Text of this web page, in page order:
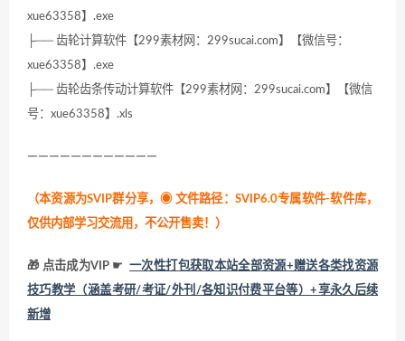
xue63358】.exe
├── 齿轮计算软件【299素材网：299sucai.com】【微信号：
xue63358】.exe
├── 齿轮齿条传动计算软件【299素材网：299sucai.com】【微信
号：xue63358】.xls
————————————
（本资源为SVIP群分享，◉ 文件路径：SVIP6.0专属软件-软件库，
仅供内部学习交流用，不公开售卖！ ）
🎁 点击成为VIP ☛ 一次性打包获取本站全部资源+赠送各类找资源
技巧教学（涵盖考研/考证/外刊/各知识付费平台等）+享永久后续
新增